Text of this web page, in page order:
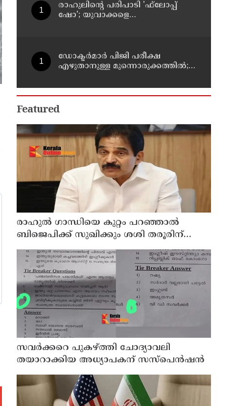
രാഹുലിന്റെ പരിപാടി 'ഫ്‌ലോപ്പ്
ഷോ'; യുവാക്കളെ
ഡോക്ടര്‍മാര്‍ പിജി പരീക്ഷ
എഴുതാനുള്ള മുന്നൊരുക്കത്തില്‍;
കുടുംബാരോഗ്യ കേന്ദ്രം
അടച്ചുപൂട്ടി
Featured
രാഹുല്‍ ഗാന്ധിയെ കുറ്റം പറഞ്ഞാല്‍
ബിജെപിക്ക് സുഖിക്കും ശശി തരൂരിന്
മറുപടിയുമായി കെ സി വേണുഗോപാല്‍
സവര്‍ക്കറെ പുകഴ്ത്തി ചോദ്യാവലി
തയാറാക്കിയ അധ്യാപകന് സസ്‌പെന്‍ഷന്‍